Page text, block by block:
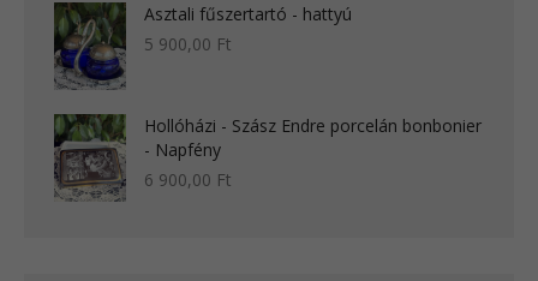
Asztali fűszertartó - hattyú
5 900,00 Ft
Hollóházi - Szász Endre porcelán bonbonier
- Napfény
6 900,00 Ft